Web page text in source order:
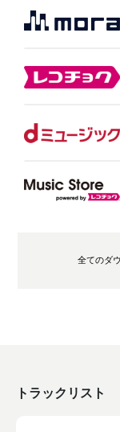
全てのダ
トラックリスト